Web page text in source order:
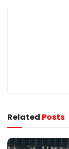
Related Posts